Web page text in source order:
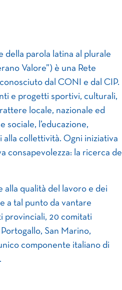
della parola latina al plurale
Valore”) è una Rete
dal CONI e dal CIP.
e progetti sportivi, culturali,
locale, nazionale ed
sociale, l’educazione,
alla collettività. Ogni iniziativa
consapevolezza: la ricerca del
alla qualità del lavoro e dei
a tal punto da vantare
provinciali, 20 comitati
San Marino,
componente italiano di